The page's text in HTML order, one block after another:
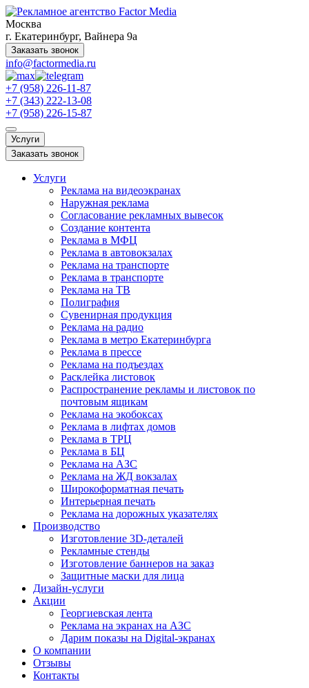
Москва
г. Екатеринбург, Вайнера 9а
Заказать звонок
info@factormedia.ru
+7 (958) 226-11-87
+7 (343) 222-13-08
+7 (958) 226-15-87
Услуги
Заказать звонок
Услуги
Реклама на видеоэкранах
Наружная реклама
Согласование рекламных вывесок
Создание контента
Реклама в МФЦ
Реклама в автовокзалах
Реклама на транспорте
Реклама в транспорте
Реклама на ТВ
Полиграфия
Сувенирная продукция
Реклама на радио
Реклама в метро Екатеринбурга
Реклама в прессе
Реклама на подъездах
Расклейка листовок
Распространение рекламы и листовок по
почтовым ящикам
Реклама на экобоксах
Реклама в лифтах домов
Реклама в ТРЦ
Реклама в БЦ
Реклама на АЗС
Реклама на ЖД вокзалах
Широкоформатная печать
Интерьерная печать
Реклама на дорожных указателях
Производство
Изготовление 3D-деталей
Рекламные стенды
Изготовление баннеров на заказ
Защитные маски для лица
Дизайн-услуги
Акции
Георгиевская лента
Реклама на экранах на АЗС
Дарим показы на Digital-экранах
О компании
Отзывы
Контакты